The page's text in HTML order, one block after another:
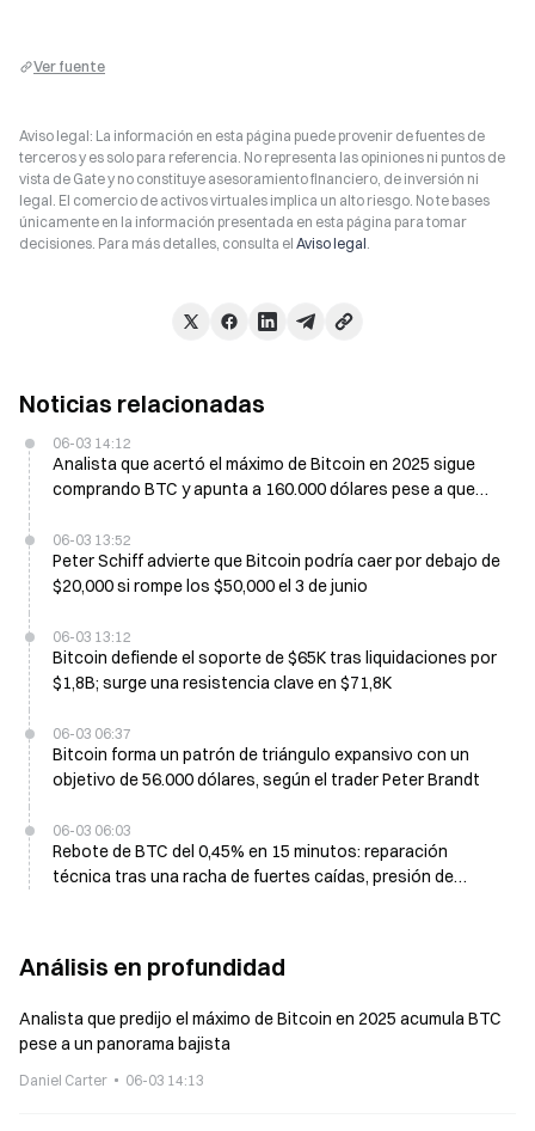
Ver fuente
Aviso legal: La información en esta página puede provenir de fuentes de
terceros y es solo para referencia. No representa las opiniones ni puntos de
vista de Gate y no constituye asesoramiento financiero, de inversión ni
legal. El comercio de activos virtuales implica un alto riesgo. No te bases
únicamente en la información presentada en esta página para tomar
decisiones. Para más detalles, consulta el Aviso legal.
Noticias relacionadas
06-03 14:12
Analista que acertó el máximo de Bitcoin en 2025 sigue
comprando BTC y apunta a 160.000 dólares pese a que
06-03 13:52
Peter Schiff advierte que Bitcoin podría caer por debajo de
$20,000 si rompe los $50,000 el 3 de junio
06-03 13:12
Bitcoin defiende el soporte de $65K tras liquidaciones por
$1,8B; surge una resistencia clave en $71,8K
06-03 06:37
Bitcoin forma un patrón de triángulo expansivo con un
objetivo de 56.000 dólares, según el trader Peter Brandt
06-03 06:03
Rebote de BTC del 0,45% en 15 minutos: reparación
técnica tras una racha de fuertes caídas, presión de
Análisis en profundidad
Analista que predijo el máximo de Bitcoin en 2025 acumula BTC
pese a un panorama bajista
Daniel Carter 06-03 14:13